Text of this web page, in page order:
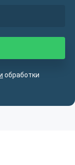
обработки